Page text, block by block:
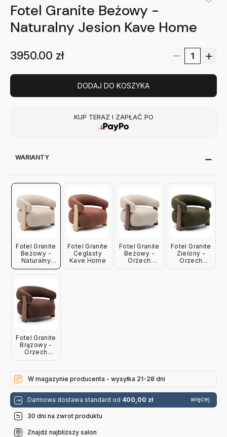
Fotel Granite Beżowy -
Naturalny Jesion Kave Home
3950.00 zł
DODAJ DO KOSZYKA
KUP TERAZ I ZAPŁAĆ PO
WARIANTY
Fotel Granite
Beżowy -
Naturalny
Jesion Kave
Fotel Granite
Ceglasty
Kave Home
Fotel Granite
Beżowy -
Orzech
Fotel Granite
Zielony -
Orzech
Fotel Granite
Brązowy -
Orzech
W magazynie producenta - wysyłka 21-28 dni
Darmowa dostawa standard od 400,00 zł więcej
30 dni na zwrot produktu
Znajdź najbliższy salon